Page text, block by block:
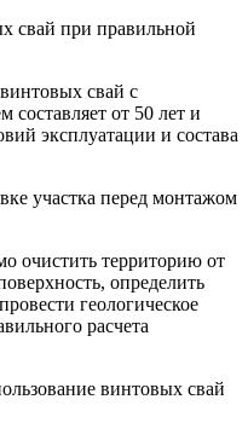
свай при правильной
свай с
от 50 лет и
эксплуатации и состава
участка перед монтажом
очистить территорию от
определить
геологическое
расчета
винтовых свай